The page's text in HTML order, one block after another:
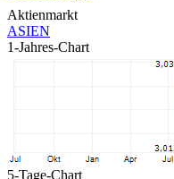
Aktienmarkt
ASIEN
1-Jahres-Chart
5-Tage-Chart